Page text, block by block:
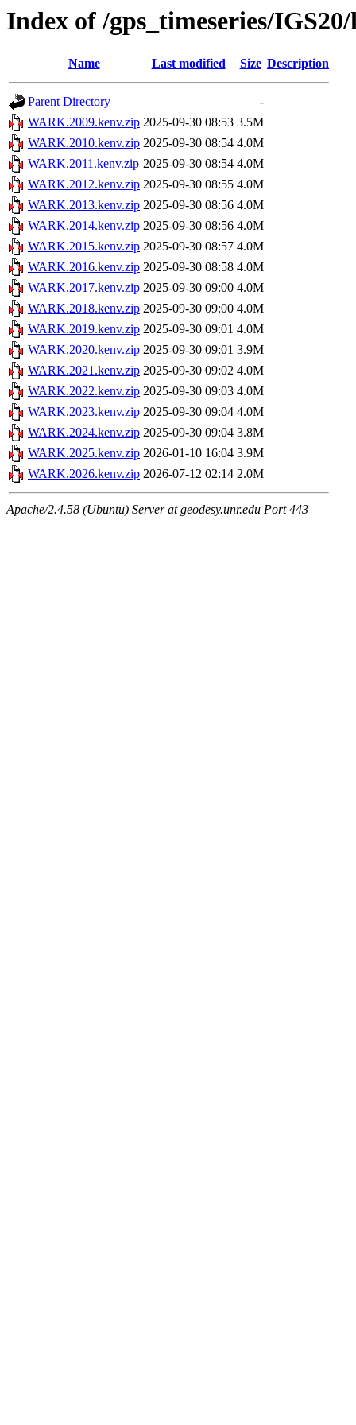
Index of /gps_timeseries/
Name Last modified Size Description
Parent Directory
-
WARK.2009.kenv.zip 2025-09-30 08:53 3.5M
WARK.2010.kenv.zip 2025-09-30 08:54 4.0M
WARK.2011.kenv.zip 2025-09-30 08:54 4.0M
WARK.2012.kenv.zip 2025-09-30 08:55 4.0M
WARK.2013.kenv.zip 2025-09-30 08:56 4.0M
WARK.2014.kenv.zip 2025-09-30 08:56 4.0M
WARK.2015.kenv.zip 2025-09-30 08:57 4.0M
WARK.2016.kenv.zip 2025-09-30 08:58 4.0M
WARK.2017.kenv.zip 2025-09-30 09:00 4.0M
WARK.2018.kenv.zip 2025-09-30 09:00 4.0M
WARK.2019.kenv.zip 2025-09-30 09:01 4.0M
WARK.2020.kenv.zip 2025-09-30 09:01 3.9M
WARK.2021.kenv.zip 2025-09-30 09:02 4.0M
WARK.2022.kenv.zip 2025-09-30 09:03 4.0M
WARK.2023.kenv.zip 2025-09-30 09:04 4.0M
WARK.2024.kenv.zip 2025-09-30 09:04 3.8M
WARK.2025.kenv.zip 2026-01-10 16:04 3.9M
WARK.2026.kenv.zip 2026-07-12 02:14 2.0M
Apache/2.4.58 (Ubuntu) Server at geodesy.unr.edu Port 443